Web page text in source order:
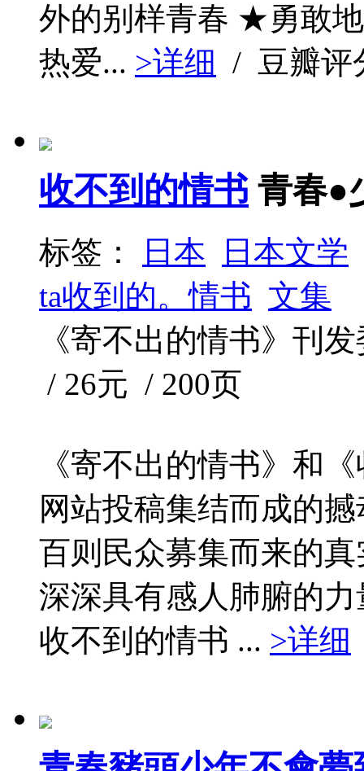
外的别样青春 ★勇敢
热爱... >详细 / 豆瓣
收不到的情书 青春●
标签： 日本
日本文学
ta收到的。情书 文集
《寄不出的情书》刊
/ 26元 / 200页
《寄不出的情书》和
网站投稿集结而成的
百则民众募集而来的
深深具有感人肺腑的
收不到的情书 ... >详细